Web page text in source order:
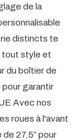
de la
distincts te
tout style et
du boîtier de
garantir
Avec nos
roues à l'avant
27,5″ pour